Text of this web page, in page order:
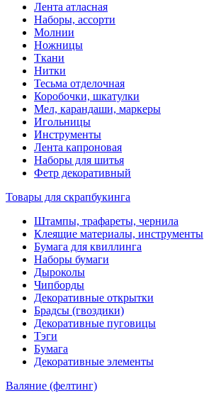
Лента атласная
Наборы, ассорти
Молнии
Ножницы
Ткани
Нитки
Тесьма отделочная
Коробочки, шкатулки
Мел, карандаши, маркеры
Игольницы
Инструменты
Лента капроновая
Наборы для шитья
Фетр декоративный
Товары для скрапбукинга
Штампы, трафареты, чернила
Клеящие материалы, инструменты
Бумага для квиллинга
Наборы бумаги
Дыроколы
Чипборды
Декоративные открытки
Брадсы (гвоздики)
Декоративные пуговицы
Тэги
Бумага
Декоративные элементы
Валяние (фелтинг)